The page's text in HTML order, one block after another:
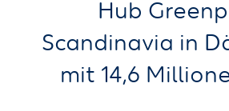
content
consent
Hub
Scandinavia in
mit 14,6